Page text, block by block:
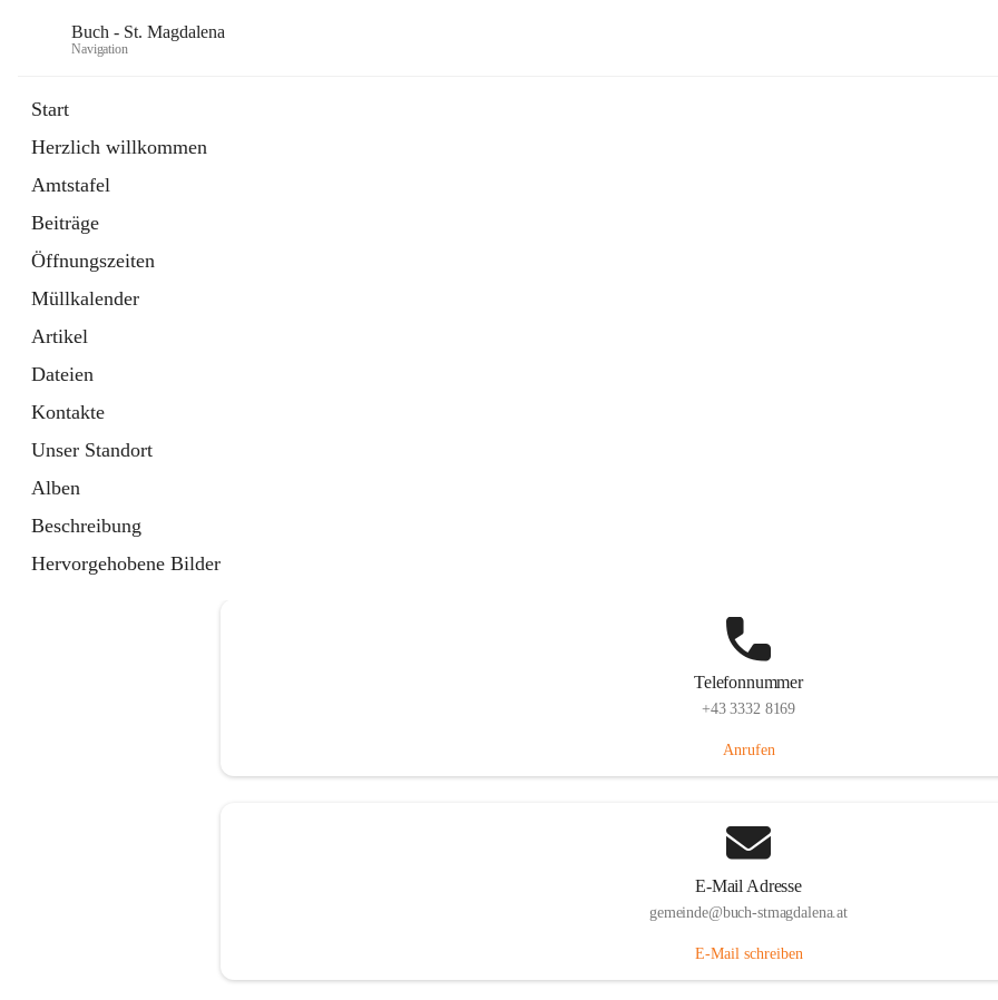
Buch - St. Magdalena
Navigation
Start
Herzlich willkommen
Amtstafel
Beiträge
Öffnungszeiten
Müllkalender
Artikel
Dateien
Kontakte
Unser Standort
Alben
Beschreibung
Hervorgehobene Bilder
Telefonnummer
+43 3332 8169
Anrufen
E-Mail Adresse
gemeinde@buch-stmagdalena.at
E-Mail schreiben